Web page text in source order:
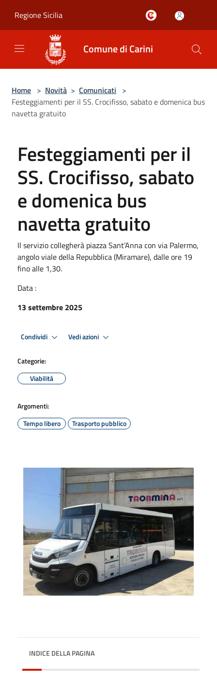
Regione Sicilia
Comune di Carini
Home > Novità > Comunicati >
Festeggiamenti per il SS. Crocifisso, sabato e domenica bus
navetta gratuito
Festeggiamenti per il
SS. Crocifisso, sabato
e domenica bus
navetta gratuito
Il servizio collegherà piazza Sant’Anna con via Palermo,
angolo viale della Repubblica (Miramare), dalle ore 19
fino alle 1,30.
Data :
13 settembre 2025
Condividi Vedi azioni
Categorie:
Viabilità
Argomenti:
Tempo libero
Trasporto pubblico
INDICE DELLA PAGINA